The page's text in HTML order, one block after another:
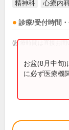
精神科 心療内
診療/受付時間・
(診療時間は直接お問
お盆(8月中旬)
に必ず医療機